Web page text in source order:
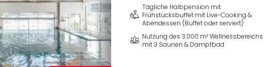
Tägliche Halbpension mit
Frühstücksbuffet mit Live-Cooking &
Abendessen (Buffet oder serviert)
Nutzung des 3.000 m² Wellnessbereichs
mit 3 Saunen & Dampfbad